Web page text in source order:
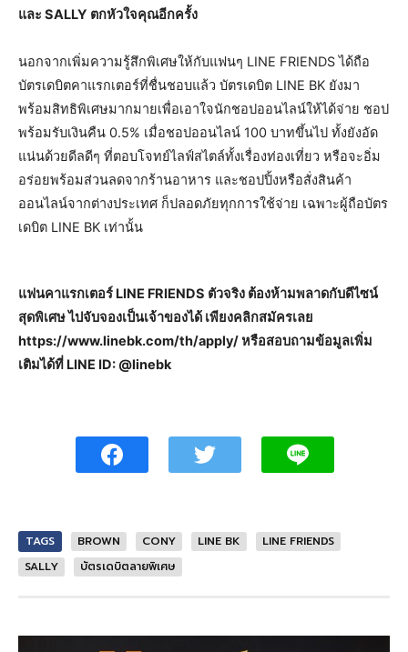
และ SALLY ตกหัวใจคุณอีกครั้ง
นอกจากเพิ่มความรู้สึกพิเศษให้กับแฟนๆ LINE FRIENDS ได้ถือ
บัตรเดบิตคาแรกเตอร์ที่ชื่นชอบแล้ว บัตรเดบิต LINE BK ยังมา
พร้อมสิทธิพิเศษมากมายเพื่อเอาใจนักชอปออนไลน์ให้ได้จ่าย ชอป
พร้อมรับเงินคืน 0.5% เมื่อชอปออนไลน์ 100 บาทขึ้นไป ทั้งยังอัด
แน่นด้วยดีลดีๆ ที่ตอบโจทย์ไลฟ์สไตล์ทั้งเรื่องท่องเที่ยว หรือจะอิ่ม
อร่อยพร้อมส่วนลดจากร้านอาหาร และชอปปิ้งหรือสั่งสินค้า
ออนไลน์จากต่างประเทศ ก็ปลอดภัยทุกการใช้จ่าย เฉพาะผู้ถือบัตร
เดบิต LINE BK เท่านั้น
แฟนคาแรกเตอร์ LINE FRIENDS ตัวจริง ต้องห้ามพลาดกับดีไซน์
สุดพิเศษ ไปจับจองเป็นเจ้าของได้ เพียงคลิกสมัครเลย
https://www.linebk.com/th/apply/ หรือสอบถามข้อมูลเพิ่ม
เติมได้ที่ LINE ID: @linebk
TAGS BROWN CONY LINE BK
LINE FRIENDS
SALLY
บัตรเดบิตลายพิเศษ